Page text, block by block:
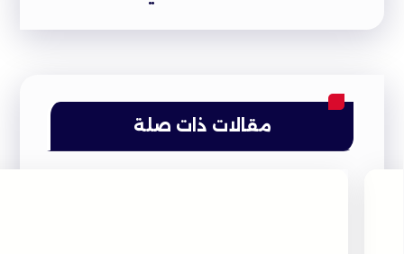
مقالات ذات صلة